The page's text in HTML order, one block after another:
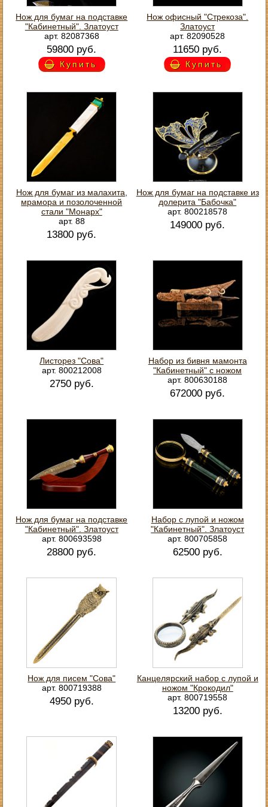
Нож для бумаг на подставке
"Кабинетный". Златоуст
арт. 82087368
59800 руб.
Купить
Нож офисный "Стрекоза".
Златоуст
арт. 82090528
11650 руб.
Купить
Нож для бумаг из малахита,
мрамора и позолоченной
стали "Монарх"
арт. 88
13800 руб.
Нож для бумаг на подставке из
долерита "Бабочка"
арт. 800218578
149000 руб.
Листорез "Сова"
арт. 800212008
2750 руб.
Набор из бивня мамонта
"Кабинетный" с ножом
арт. 800630188
672000 руб.
Нож для бумаг на подставке
"Кабинетный". Златоуст
арт. 800693598
28800 руб.
Набор с лупой и ножом
"Кабинетный". Златоуст
арт. 800705858
62500 руб.
Нож для писем "Сова"
арт. 800719388
4950 руб.
Канцелярский набор с лупой и
ножом "Крокодил"
арт. 800719558
13200 руб.